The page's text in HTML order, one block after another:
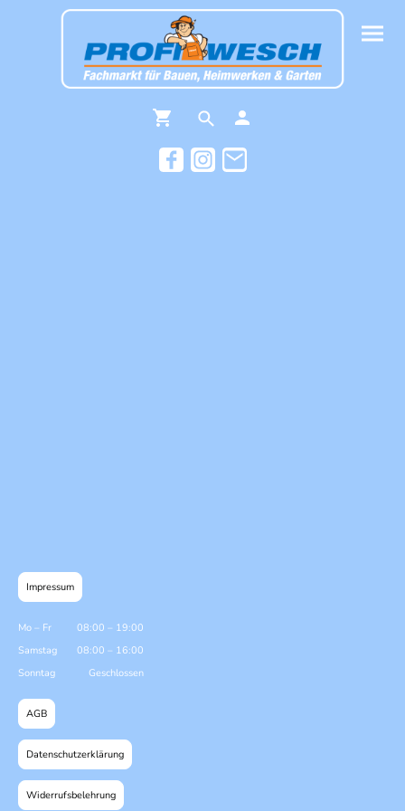
Impressum
Mo – Fr 08:00 – 19:00
Samstag
08:00 – 16:00
Sonntag
Geschlossen
AGB
Datenschutzerklärung
Widerrufsbelehrung